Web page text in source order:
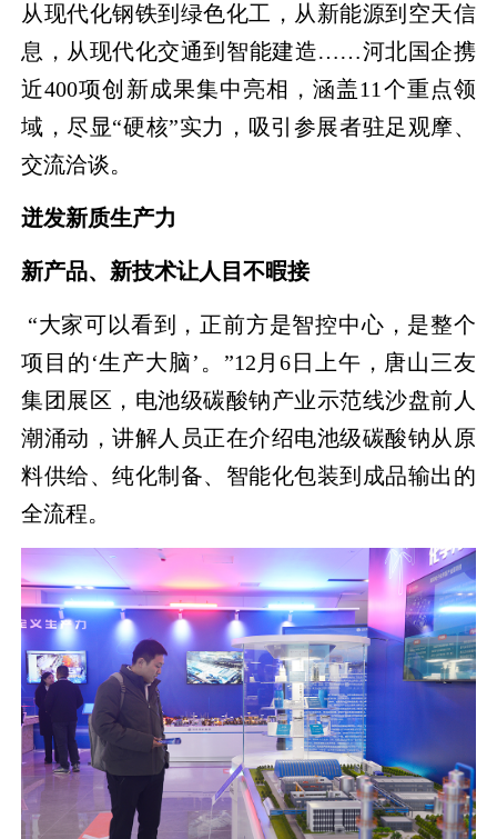
从现代化钢铁到绿色化工，从新能源到空天信
息，从现代化交通到智能建造……河北国企携
近400项创新成果集中亮相，涵盖11个重点领
域，尽显“硬核”实力，吸引参展者驻足观摩、
交流洽谈。
迸发新质生产力
新产品、新技术让人目不暇接
“大家可以看到，正前方是智控中心，是整个
项目的‘生产大脑’。”12月6日上午，唐山三友
集团展区，电池级碳酸钠产业示范线沙盘前人
潮涌动，讲解人员正在介绍电池级碳酸钠从原
料供给、纯化制备、智能化包装到成品输出的
全流程。